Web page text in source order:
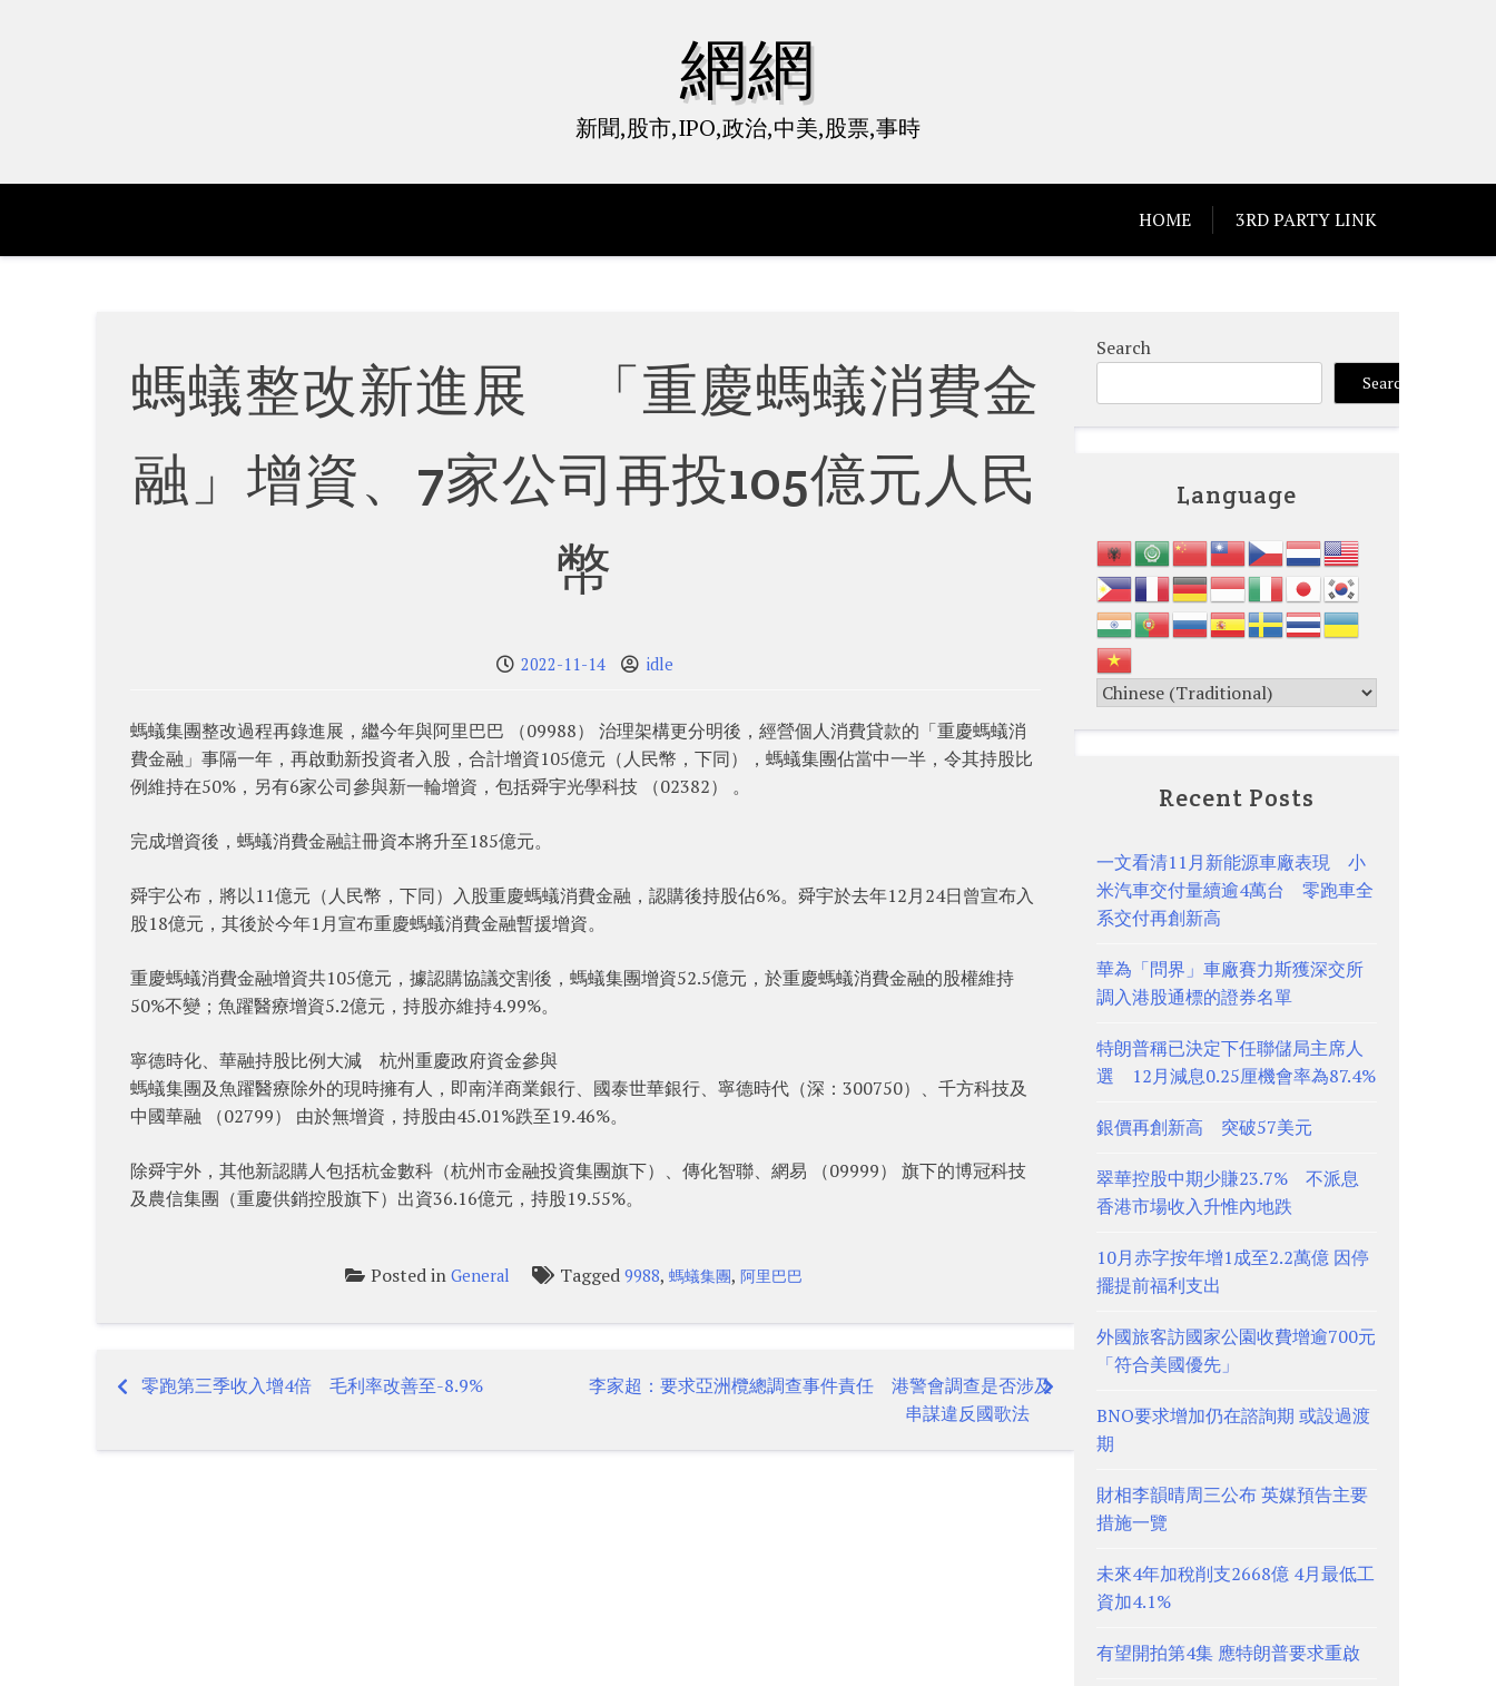
網網
新聞,股市,IPO,政治,中美,股票,事時
HOME 3RD PARTY LINK
螞蟻整改新進展 「重慶螞蟻消費金
融」增資、7家公司再投105億元人民
幣
2022-11-14 idle
螞蟻集團整改過程再錄進展，繼今年與阿里巴巴 （09988） 治理架構更分明後，經營個人消費貸款的「重慶螞蟻消
費金融」事隔一年，再啟動新投資者入股，合計增資105億元（人民幣，下同），螞蟻集團佔當中一半，令其持股比
例維持在50%，另有6家公司參與新一輪增資，包括舜宇光學科技 （02382） 。
完成增資後，螞蟻消費金融註冊資本將升至185億元。
舜宇公布，將以11億元（人民幣，下同）入股重慶螞蟻消費金融，認購後持股佔6%。舜宇於去年12月24日曾宣布入
股18億元，其後於今年1月宣布重慶螞蟻消費金融暫援增資。
重慶螞蟻消費金融增資共105億元，據認購協議交割後，螞蟻集團增資52.5億元，於重慶螞蟻消費金融的股權維持
50%不變；魚躍醫療增資5.2億元，持股亦維持4.99%。
寧德時化、華融持股比例大減 杭州重慶政府資金參與
螞蟻集團及魚躍醫療除外的現時擁有人，即南洋商業銀行、國泰世華銀行、寧德時代（深：300750）、千方科技及
中國華融 （02799） 由於無增資，持股由45.01%跌至19.46%。
除舜宇外，其他新認購人包括杭金數科（杭州市金融投資集團旗下）、傳化智聯、網易 （09999） 旗下的博冠科技
及農信集團（重慶供銷控股旗下）出資36.16億元，持股19.55%。
Posted inGeneral Tagged9988,螞蟻集團,阿里巴巴
Post
navigation
零跑第三季收入增4倍 毛利率改善至-8.9%
李家超：要求亞洲欖總調查事件責任 港警會調查是否涉及
串謀違反國歌法
Search
Search
Language
Recent Posts
一文看清11月新能源車廠表現 小
米汽車交付量續逾4萬台 零跑車全
系交付再創新高
華為「問界」車廠賽力斯獲深交所
調入港股通標的證券名單
特朗普稱已決定下任聯儲局主席人
選 12月減息0.25厘機會率為87.4%
銀價再創新高 突破57美元
翠華控股中期少賺23.7% 不派息
香港市場收入升惟內地跌
10月赤字按年增1成至2.2萬億 因停
擺提前福利支出
外國旅客訪國家公園收費增逾700元
「符合美國優先」
BNO要求增加仍在諮詢期 或設過渡
期
財相李韻晴周三公布 英媒預告主要
措施一覽
未來4年加稅削支2668億 4月最低工
資加4.1%
有望開拍第4集 應特朗普要求重啟